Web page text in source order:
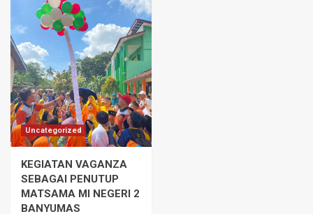
Uncategorized
KEGIATAN VAGANZA
SEBAGAI PENUTUP
MATSAMA MI NEGERI 2
BANYUMAS